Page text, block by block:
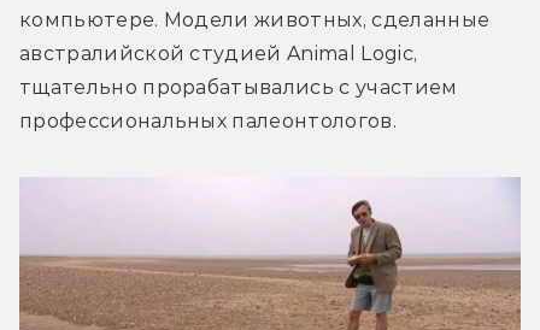
компьютере. Модели животных, сделанные
австралийской студией Animal Logic,
тщательно прорабатывались с участием
профессиональных палеонтологов.